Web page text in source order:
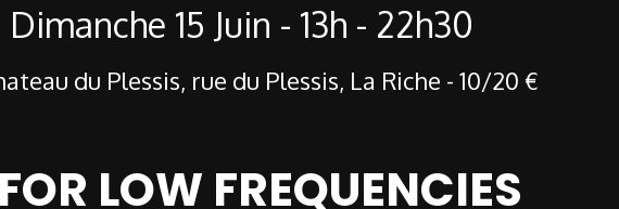
Dimanche 15 Juin - 13h - 22h30
du Plessis, rue du Plessis, La Riche - 10/20 €
LOW FREQUENCIES